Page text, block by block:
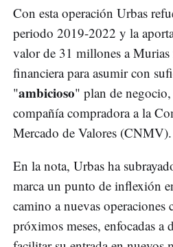
Con esta operación Urbas
periodo 2019-2022 y la
valor de 31 millones a Murias
financiera para asumir con
"ambicioso" plan de
compañía compradora a la
Mercado de Valores (CNMV).
En la nota, Urbas ha
marca un punto de inflexión
camino a nuevas operaciones
próximos meses, enfocadas a